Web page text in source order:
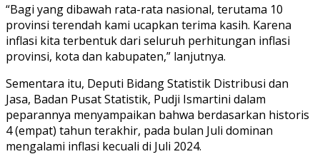
“Bagi yang dibawah rata-rata nasional, terutama 10
provinsi terendah kami ucapkan terima kasih. Karena
inflasi kita terbentuk dari seluruh perhitungan inflasi
provinsi, kota dan kabupaten,” lanjutnya.
Sementara itu, Deputi Bidang Statistik Distribusi dan
Jasa, Badan Pusat Statistik, Pudji Ismartini dalam
peparannya menyampaikan bahwa berdasarkan historis
4 (empat) tahun terakhir, pada bulan Juli dominan
mengalami inflasi kecuali di Juli 2024.